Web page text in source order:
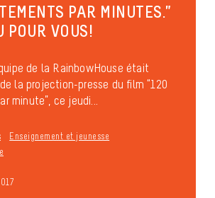
PAR MINUTES.”
POUR VOUS!
de la RainbowHouse était
la projection-presse du film “120
minute”, ce jeudi...
Enseignement et jeunesse